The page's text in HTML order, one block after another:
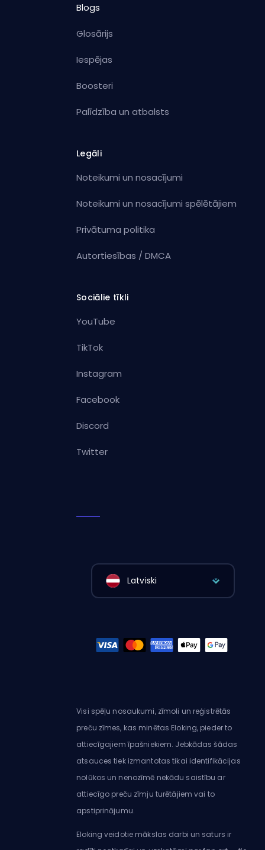
Blogs
Glosārijs
Iespējas
Boosteri
Palīdzība un atbalsts
Legāli
Noteikumi un nosacījumi
Noteikumi un nosacījumi spēlētājiem
Privātuma politika
Autortiesības / DMCA
Sociālie tīkli
YouTube
TikTok
Instagram
Facebook
Discord
Twitter
Latviski
Visi spēļu nosaukumi, zīmoli un reģistrētās
preču zīmes, kas minētas Eloking, pieder to
attiecīgajiem īpašniekiem. Jebkādas šādas
atsauces tiek izmantotas tikai identifikācijas
nolūkos un nenozīmē nekādu saistību ar
attiecīgo preču zīmju turētājiem vai to
apstiprinājumu.
Eloking veidotie mākslas darbi un saturs ir